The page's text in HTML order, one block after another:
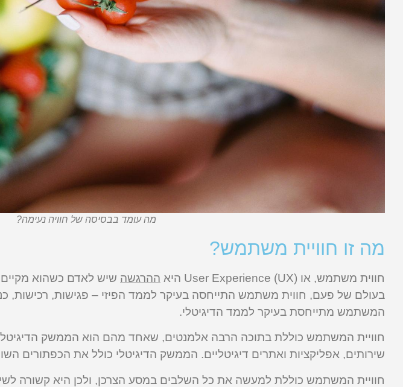
מה עומד בבסיסה של חוויה נעימה?
מה זו חוויית משתמש?
חווית משתמש, או (UX) User Experience היא ההרגשה שיש לאדם כשהוא
בעולם של פעם, חווית משתמש התייחסה בעיקר לממד הפיזי – פגישות, רכישות,
המשתמש מתייחסת בעיקר לממד הדיגיטלי.
שירותים, אפליקציות ואתרים דיגיטליים. הממשק הדיגיטלי כולל את הכפתורים
חוויית המשתמש כוללת למעשה את כל השלבים במסע הצרכן, ולכן היא קשורה